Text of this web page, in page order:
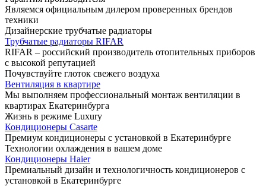
Являемся официальным дилером проверенных брендов
техники
Дизайнерские трубчатые радиаторы
Трубчатые радиаторы RIFAR
RIFAR – российский производитель отопительных приборов
с высокой репутацией
Почувствуйте глоток свежего воздуха
Вентиляция в квартире
Мы выполняем профессиональный монтаж вентиляции в
квартирах Екатеринбурга
Жизнь в режиме Luxury
Кондиционеры Casarte
Премиум кондиционеры с установкой в Екатеринбурге
Технологии охлаждения в вашем доме
Кондиционеры Haier
Премиальный дизайн и технологичность кондиционеров с
установкой в Екатеринбурге